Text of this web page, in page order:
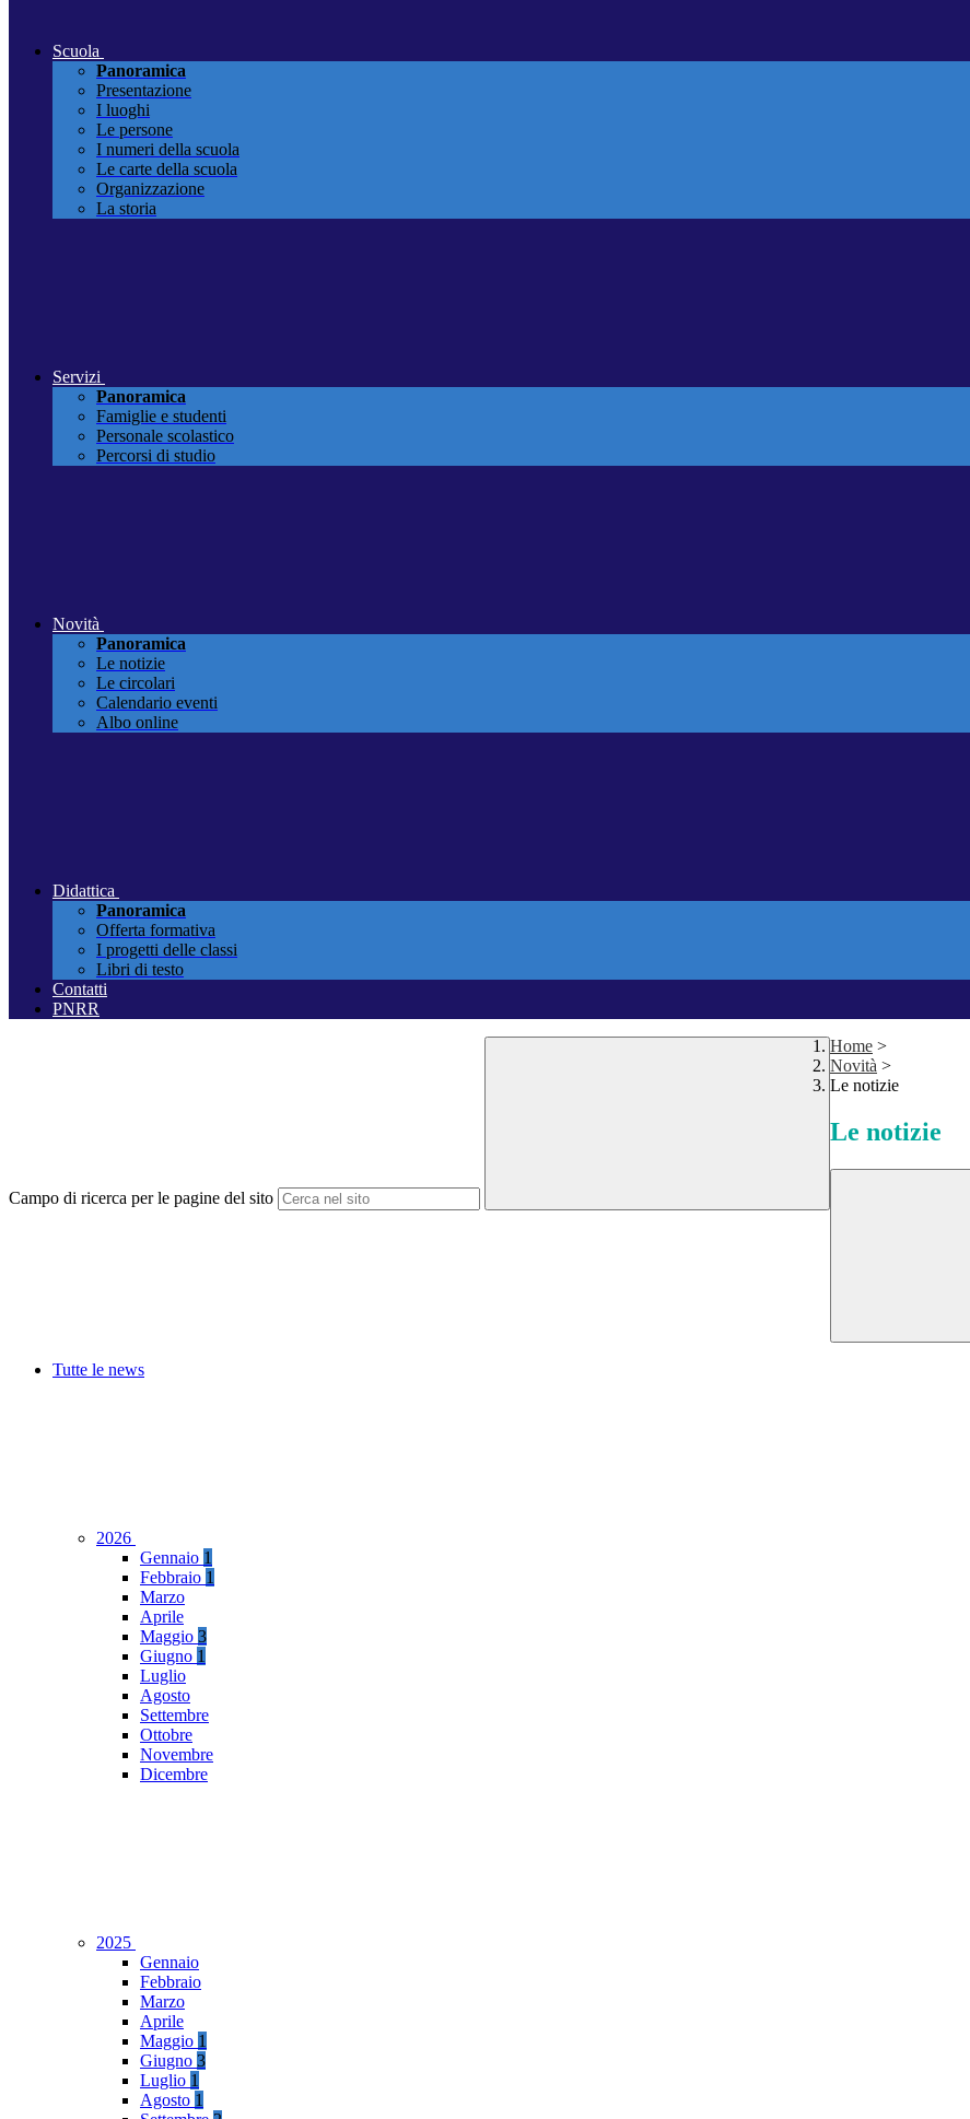
Scuola
Panoramica
Presentazione
I luoghi
Le persone
I numeri della scuola
Le carte della scuola
Organizzazione
La storia
Servizi
Panoramica
Famiglie e studenti
Personale scolastico
Percorsi di studio
Novità
Panoramica
Le notizie
Le circolari
Calendario eventi
Albo online
Didattica
Panoramica
Offerta formativa
I progetti delle classi
Libri di testo
Contatti
PNRR
Campo di ricerca per le pagine del sito
Home >
Novità >
Le notizie
Le notizie
Tutte le news
2026
Gennaio 1
Febbraio 1
Marzo
Aprile
Maggio 3
Giugno 1
Luglio
Agosto
Settembre
Ottobre
Novembre
Dicembre
2025
Gennaio
Febbraio
Marzo
Aprile
Maggio 1
Giugno 3
Luglio 1
Agosto 1